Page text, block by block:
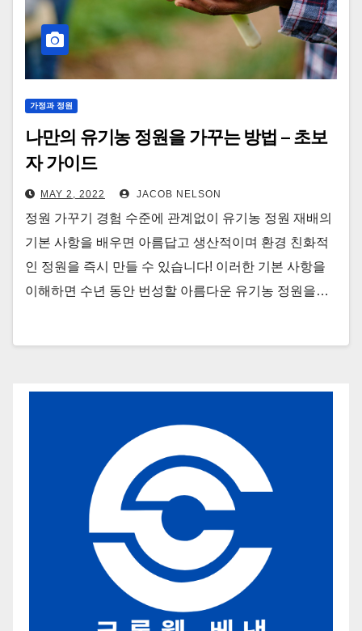
가정과 정원
나만의 유기농 정원을 가꾸는 방법 – 초보
자 가이드
MAY 2, 2022 JACOB NELSON
정원 가꾸기 경험 수준에 관계없이 유기농 정원 재배의
기본 사항을 배우면 아름답고 생산적이며 환경 친화적
인 정원을 즉시 만들 수 있습니다! 이러한 기본 사항을
이해하면 수년 동안 번성할 아름다운 유기농 정원을…